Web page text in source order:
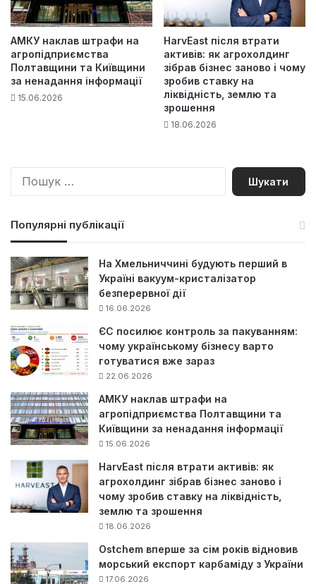
АМКУ наклав штрафи на
агропідприємства
Полтавщини та Київщини
за ненадання інформації
15.06.2026
HarvEast після втрати
активів: як агрохолдинг
зібрав бізнес заново і чому
зробив ставку на
ліквідність, землю та
зрошення
18.06.2026
П
Популярні публікації
На Хмельниччині будують перший в
Україні вакуум-кристалізатор
безперервної дії
16.06.2026
ЄС посилює контроль за пакуванням:
чому українському бізнесу варто
готуватися вже зараз
22.06.2026
АМКУ наклав штрафи на
агропідприємства Полтавщини та
Київщини за ненадання інформації
15.06.2026
HarvEast після втрати активів: як
агрохолдинг зібрав бізнес заново і
чому зробив ставку на ліквідність,
землю та зрошення
18.06.2026
Ostchem вперше за сім років відновив
морський експорт карбаміду з України
17.06.2026